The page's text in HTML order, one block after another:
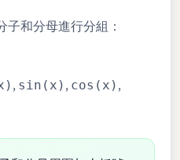
子和分母進行分組：
, sin(x) , cos(x) ,